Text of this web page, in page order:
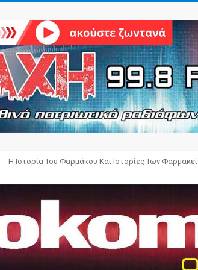
Η Ιστορία Του Φαρμάκου Και Ιστορίες Των